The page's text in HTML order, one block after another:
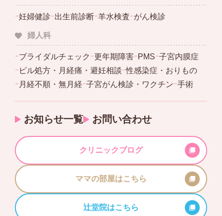
ｰ妊婦健診ｰ出生前診断ｰ羊水検査ｰがん検診
婦人科
ｰブライダルチェック ｰ更年期障害ｰPMSｰ子宮内膜症
ｰ ピル処方・月経痛・避妊相談ｰ性感染症・おりもの
ｰ 月経不順・無月経ｰ子宮がん検診・ワクチンｰ手術
お知らせ一覧 お問い合わせ
クリニックブログ
ママの部屋はこちら
辻堂院はこちら